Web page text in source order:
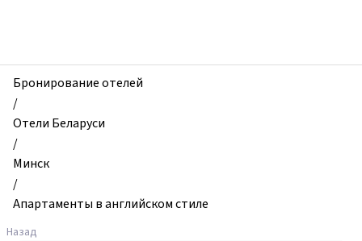
и
квартиры,
Апартаменты
в
английском
стиле,
Минск,
Беларусь
Бронирование отелей
/
Отели Беларуси
/
Минск
/
Апартаменты в английском стиле
Назад